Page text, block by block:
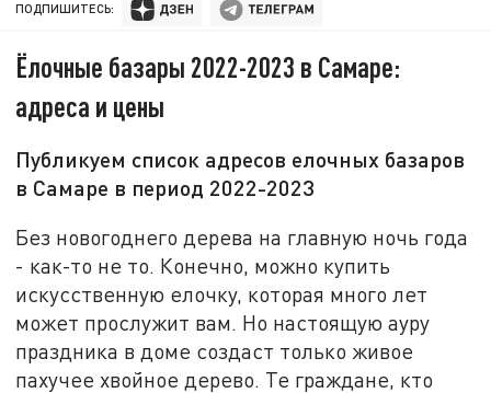
ПОДПИШИТЕСЬ:
Ёлочные базары 2022-2023 в Самаре:
адреса и цены
Публикуем список адресов елочных базаров
в Самаре в период 2022-2023
Без новогоднего дерева на главную ночь года
- как-то не то. Конечно, можно купить
искусственную елочку, которая много лет
может прослужит вам. Но настоящую ауру
праздника в доме создаст только живое
пахучее хвойное дерево. Те граждане, кто